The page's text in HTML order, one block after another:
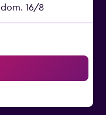
dom. 16/8